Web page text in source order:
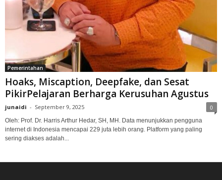
Pemerintahan
Hoaks, Miscaption, Deepfake, dan Sesat
PikirPelajaran Berharga Kerusuhan Agustus
junaidi - September 9, 2025 0
Oleh: Prof. Dr. Harris Arthur Hedar, SH, MH. Data menunjukkan pengguna
internet di Indonesia mencapai 229 juta lebih orang. Platform yang paling
sering diakses adalah...